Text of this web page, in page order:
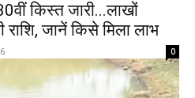
किस्त जारी...लाखों
जानें किसे मिला लाभ
0